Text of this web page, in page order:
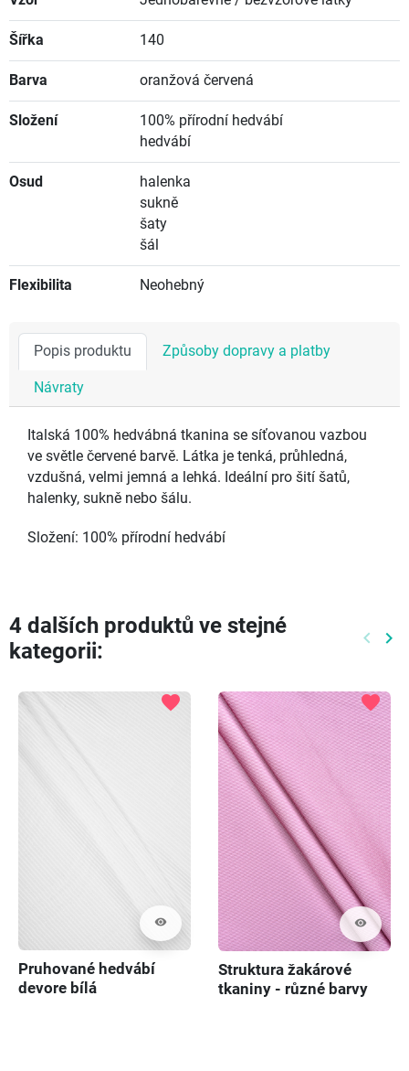
Šířka 140
Barva oranžová červená
Složení
100% přírodní hedvábí
hedvábí
Osud
halenka
sukně
šaty
šál
Flexibilita Neohebný
Popis produktu Způsoby dopravy a platby
Návraty
Italská 100% hedvábná tkanina se síťovanou vazbou
ve světle červené barvě. Látka je tenká, průhledná,
vzdušná, velmi jemná a lehká. Ideální pro šití šatů,
halenky, sukně nebo šálu.
Složení: 100% přírodní hedvábí
4 dalších produktů ve stejné
kategorii:
keyboard_arrow_left keyboard_arrow_right
visibility
favorite
Pruhované hedvábí
devore bílá
visibility
favorite
Struktura žakárové
tkaniny - různé barvy